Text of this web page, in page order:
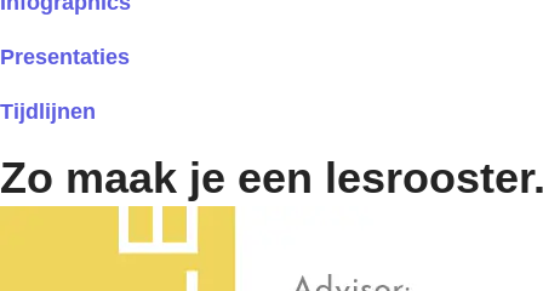
Presentaties
Tijdlijnen
Zo maak je een